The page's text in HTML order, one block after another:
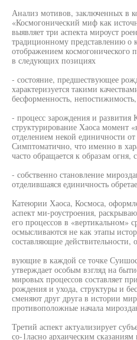
Анализ мотивов, заключенных в
«Космогонический миф как
выявляет три аспекта мироуст
традиционному представлению о
отображением космогонического
в следующих позициях
- состояние, предшествующее
характеризуется такими
бесформенность, непостижимость,
- процесс зарождения и развития
структурирование Хаоса момент
отделением некой единичности
Симптоматично, что именно в
часто обращается к образам огня,
- собственно становление
отделившаяся единичность
Катеюрии Хаоса, Космоса,
аспект ми-роустроения,
его процессов в «вертикальном»
осмысливаются не как этапы
составляющие действительности,
вующие в каждой се точке
утверждает особым взгляд на
мировых процессов составляет
рождения и ухода, структуры и
сменяют друг друга в истории
противоположные начала
Третий аспект актуализирует
со-1ласно архаическим